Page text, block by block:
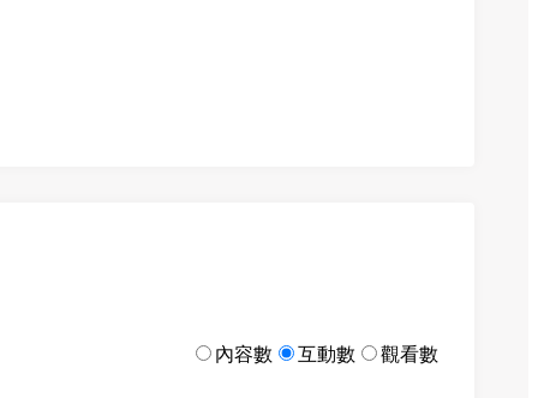
內容數 互動數 觀看數